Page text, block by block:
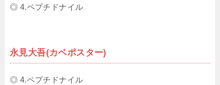
◎ 4.ペプチドナイル
永見大吾(カベポスター)
◎ 4.ペプチドナイル